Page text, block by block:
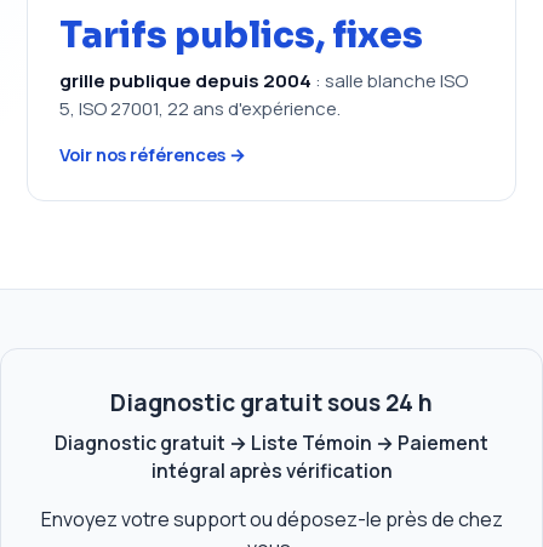
Tarifs publics, fixes
grille publique depuis 2004 : salle blanche ISO
5, ISO 27001, 22 ans d'expérience.
Voir nos références →
Diagnostic gratuit sous 24 h
Diagnostic gratuit → Liste Témoin → Paiement
intégral après vérification
Envoyez votre support ou déposez-le près de chez